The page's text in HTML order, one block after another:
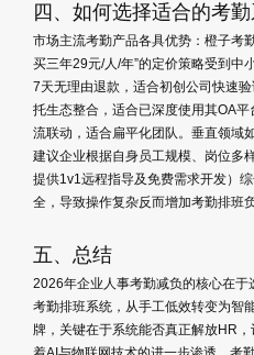
四、如何选择适合的考
市场主流考勤产品各具优势：橙子考
买三年29元/人/年”的定价策略受到中
7天无理由退款，适合初创公司快速
托生态整合，适合已深度使用其OA
流联动，适合扁平化团队。垂直领域
建议企业根据自身员工规模、岗位多
提供1v1远程指导及免费需求开发）
全，导致操作复杂反而增加考勤排班负
五、总结
2026年企业人事考勤减负的核心在
考勤排班系统，从手工低效转变为智
牌，关键在于系统能否真正解放HR